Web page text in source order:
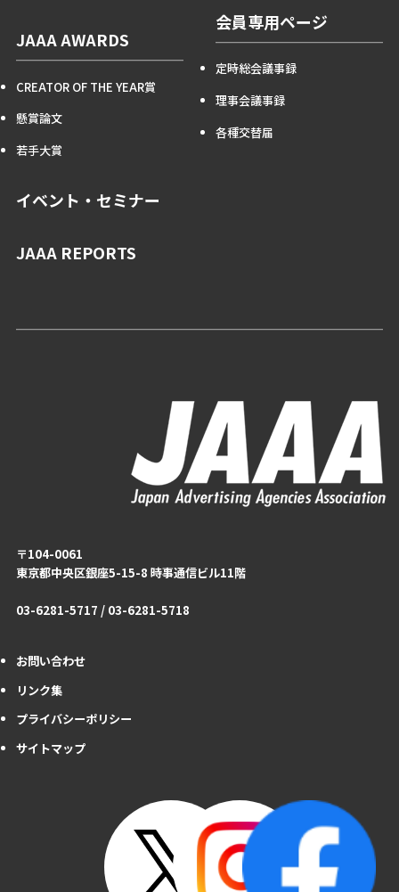
JAAA AWARDS
CREATOR OF THE YEAR賞
懸賞論文
若手大賞
イベント・セミナー
JAAA REPORTS
会員専用ページ
定時総会議事録
理事会議事録
各種交替届
〒104-0061
東京都中央区銀座5-15-8 時事通信ビル11階
03-6281-5717 / 03-6281-5718
お問い合わせ
リンク集
プライバシーポリシー
サイトマップ